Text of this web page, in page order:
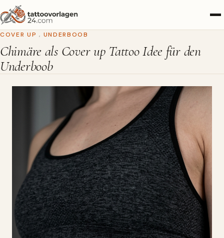
COVER UP , UNDERBOOB
Chimäre als Cover up Tattoo Idee für den
Underboob